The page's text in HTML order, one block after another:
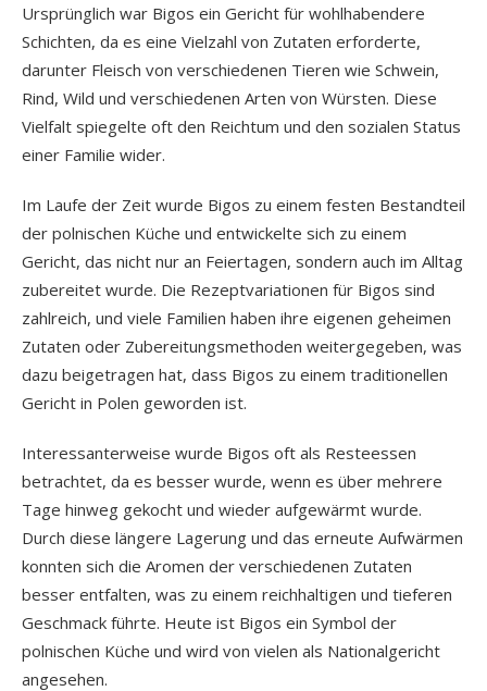
Ursprünglich war Bigos ein Gericht für wohlhabendere
Schichten, da es eine Vielzahl von Zutaten erforderte,
darunter Fleisch von verschiedenen Tieren wie Schwein,
Rind, Wild und verschiedenen Arten von Würsten. Diese
Vielfalt spiegelte oft den Reichtum und den sozialen Status
einer Familie wider.
Im Laufe der Zeit wurde Bigos zu einem festen Bestandteil
der polnischen Küche und entwickelte sich zu einem
Gericht, das nicht nur an Feiertagen, sondern auch im Alltag
zubereitet wurde. Die Rezeptvariationen für Bigos sind
zahlreich, und viele Familien haben ihre eigenen geheimen
Zutaten oder Zubereitungsmethoden weitergegeben, was
dazu beigetragen hat, dass Bigos zu einem traditionellen
Gericht in Polen geworden ist.
Interessanterweise wurde Bigos oft als Resteessen
betrachtet, da es besser wurde, wenn es über mehrere
Tage hinweg gekocht und wieder aufgewärmt wurde.
Durch diese längere Lagerung und das erneute Aufwärmen
konnten sich die Aromen der verschiedenen Zutaten
besser entfalten, was zu einem reichhaltigen und tieferen
Geschmack führte. Heute ist Bigos ein Symbol der
polnischen Küche und wird von vielen als Nationalgericht
angesehen.